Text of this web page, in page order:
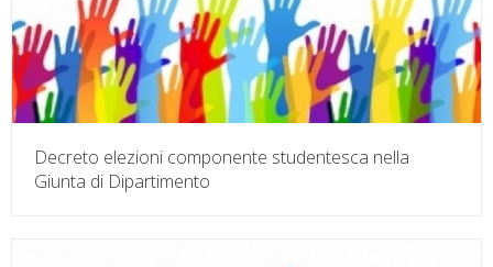
Decreto elezioni componente studentesca nella
Giunta di Dipartimento